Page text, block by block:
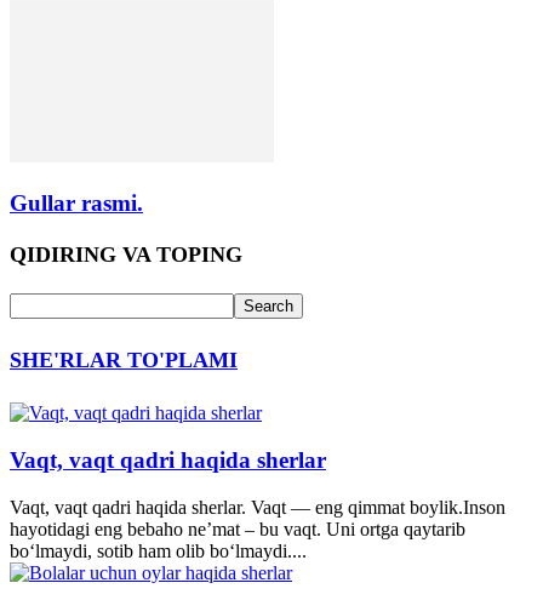
Gullar rasmi.
QIDIRING VA TOPING
SHE'RLAR TO'PLAMI
Vaqt, vaqt qadri haqida sherlar
Vaqt, vaqt qadri haqida sherlar. Vaqt — eng qimmat boylik.Inson
hayotidagi eng bebaho ne’mat – bu vaqt. Uni ortga qaytarib
bo‘lmaydi, sotib ham olib bo‘lmaydi....